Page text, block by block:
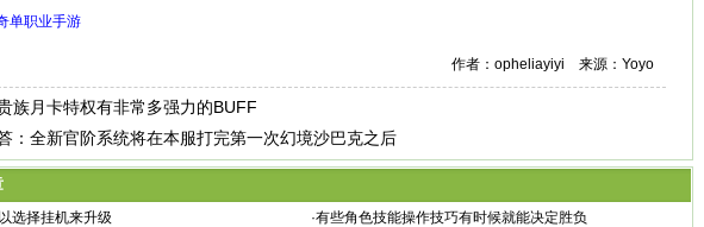
单职业手游
作者：opheliayiyi 来源：Yoyo
族月卡特权有非常多强力的BUFF
：全新官阶系统将在本服打完第一次幻境沙巴克之后
选择挂机来升级 ·有些角色技能操作技巧有时候就能决定胜负